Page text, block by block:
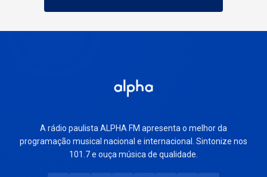
A rádio paulista ALPHA FM apresenta o melhor da
programação musical nacional e internacional. Sintonize nos
101.7 e ouça música de qualidade.